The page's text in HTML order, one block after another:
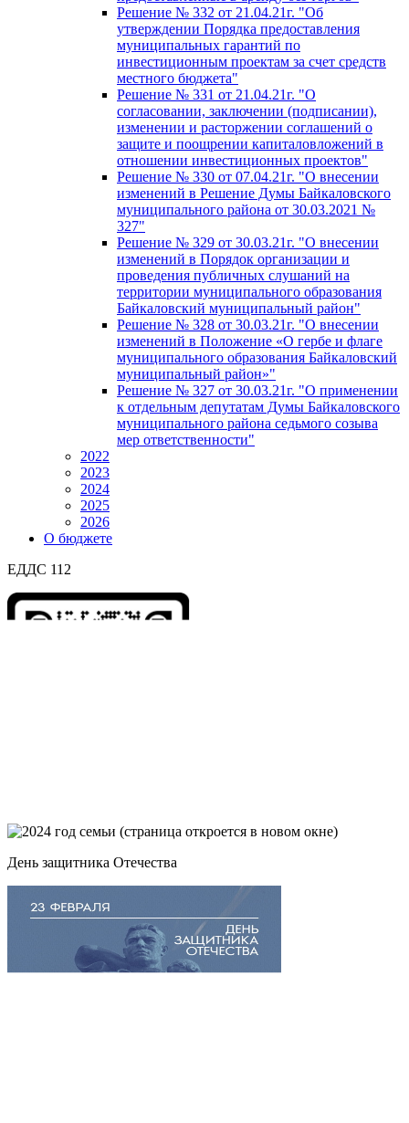
Решение № 332 от 21.04.21г. "Об
утверждении Порядка предоставления
муниципальных гарантий по
инвестиционным проектам за счет средств
местного бюджета"
Решение № 331 от 21.04.21г. "О
согласовании, заключении (подписании),
изменении и расторжении соглашений о
защите и поощрении капиталовложений в
отношении инвестиционных проектов"
Решение № 330 от 07.04.21г. "О внесении
изменений в Решение Думы Байкаловского
муниципального района от 30.03.2021 №
327"
Решение № 329 от 30.03.21г. "О внесении
изменений в Порядок организации и
проведения публичных слушаний на
территории муниципального образования
Байкаловский муниципальный район"
Решение № 328 от 30.03.21г. "О внесении
изменений в Положение «О гербе и флаге
муниципального образования Байкаловский
муниципальный район»"
Решение № 327 от 30.03.21г. "О применении
к отдельным депутатам Думы Байкаловского
муниципального района седьмого созыва
мер ответственности"
2022
2023
2024
2025
2026
О бюджете
ЕДДС 112
День защитника Отечества